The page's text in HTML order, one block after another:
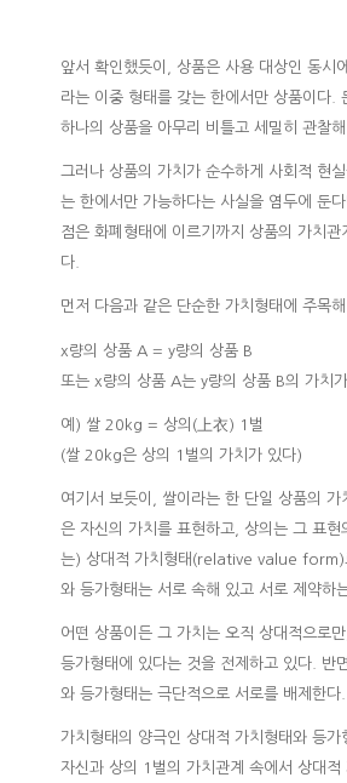
앞서 확인했듯이, 상품은 사용 대상인 동
라는 이중 형태를 갖는 한에서만 상품이
하나의 상품을 아무리 비틀고 세밀히 관찰
그러나 상품의 가치가 순수하게 사회적 현
는 한에서만 가능하다는 사실을 염두에 둔
점은 화폐형태에 이르기까지 상품의 가치
다.
먼저 다음과 같은 단순한 가치형태에 주목해
x량의 상품 A = y량의 상품 B
또는 x량의 상품 A는 y량의 상품 B의 가치
예) 쌀 20kg = 상의(上衣) 1벌
(쌀 20kg은 상의 1벌의 가치가 있다)
여기서 보듯이, 쌀이라는 한 단일 상품의
은 자신의 가치를 표현하고, 상의는 그 표
는) 상대적 가치형태(relative value form)
와 등가형태는 서로 속해 있고 서로 제약하
어떤 상품이든 그 가치는 오직 상대적으로
등가형태에 있다는 것을 전제하고 있다. 반
와 등가형태는 극단적으로 서로를 배제한다.
가치형태의 양극인 상대적 가치형태와 등
자신과 상의 1벌의 가치관계 속에서 상대